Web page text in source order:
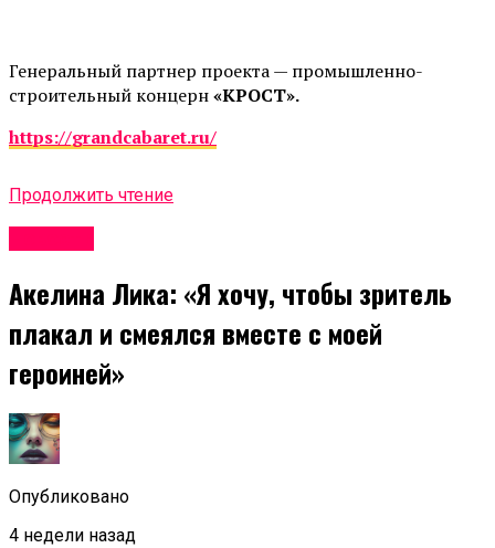
Генеральный партнер проекта — промышленно-
строительный концерн«КРОСТ».
https://grandcabaret.ru/
Продолжить чтение
Акелина Лика: «Я хочу, чтобы зритель
плакал и смеялся вместе с моей
героиней»
Опубликовано
4 недели назад